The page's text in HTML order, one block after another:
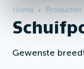
Home Producten
Gewenste